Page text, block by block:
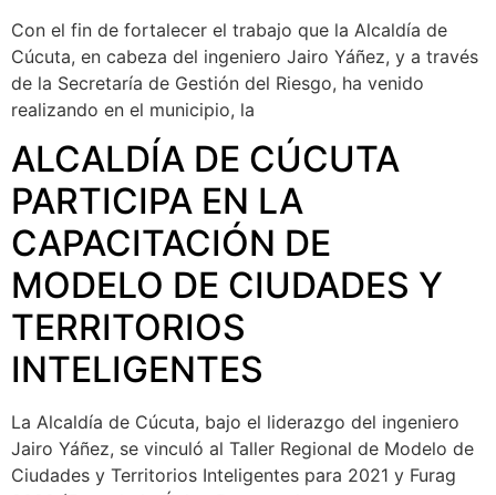
Con el fin de fortalecer el trabajo que la Alcaldía de
Cúcuta, en cabeza del ingeniero Jairo Yáñez, y a través
de la Secretaría de Gestión del Riesgo, ha venido
realizando en el municipio, la
ALCALDÍA DE CÚCUTA
PARTICIPA EN LA
CAPACITACIÓN DE
MODELO DE CIUDADES Y
TERRITORIOS
INTELIGENTES
La Alcaldía de Cúcuta, bajo el liderazgo del ingeniero
Jairo Yáñez, se vinculó al Taller Regional de Modelo de
Ciudades y Territorios Inteligentes para 2021 y Furag